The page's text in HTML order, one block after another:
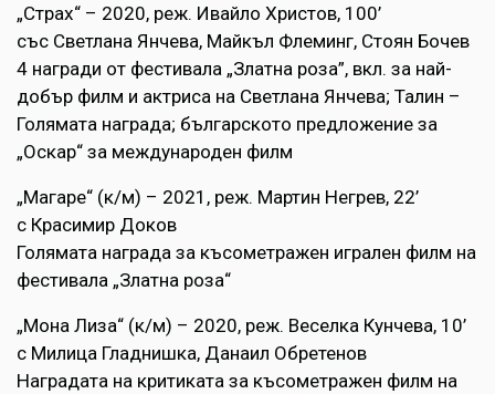
„Страх“ – 2020, реж. Ивайло Христов, 100’
със Светлана Янчева, Майкъл Флеминг, Стоян Бочев
4 награди от фестивала „Златна роза”, вкл. за най-
добър филм и актриса на Светлана Янчева; Талин –
Голямата награда; българското предложение за
„Оскар“ за международен филм
„Магаре“ (к/м) – 2021, реж. Мартин Негрев, 22’
с Красимир Доков
Голямата награда за късометражен игрален филм на
фестивала „Златна роза“
„Мона Лиза“ (к/м) – 2020, реж. Веселка Кунчева, 10’
с Милица Гладнишка, Данаил Обретенов
Наградата на критиката за късометражен филм на